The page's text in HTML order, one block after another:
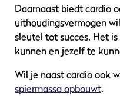
Daarnaast biedt cardio
uithoudingsvermogen
sleutel tot succes. Het
kunnen en jezelf te
Wil je naast cardio ook
spiermassa opbouwt.